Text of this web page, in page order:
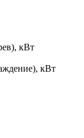
кВт
кВт